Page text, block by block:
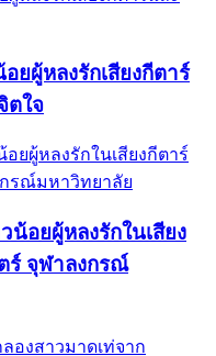
ยผู้หลงรักเสียงกีตาร์
ตใจ
น้อยผู้หลงรักในเสียง
ร์ จุฬาลงกรณ์